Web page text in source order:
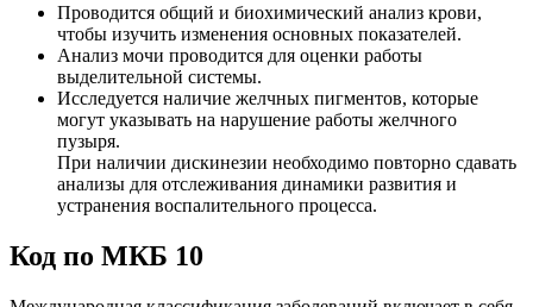
Проводится общий и биохимический анализ крови,
чтобы изучить изменения основных показателей.
Анализ мочи проводится для оценки работы
выделительной системы.
Исследуется наличие желчных пигментов, которые
могут указывать на нарушение работы желчного
пузыря.
При наличии дискинезии необходимо повторно сдавать
анализы для отслеживания динамики развития и
устранения воспалительного процесса.
Код по МКБ 10